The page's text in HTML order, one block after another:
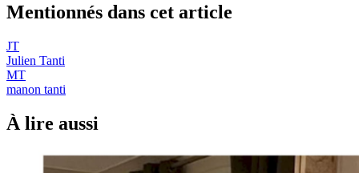
Mentionnés dans cet article
JT
Julien Tanti
MT
manon tanti
À lire aussi